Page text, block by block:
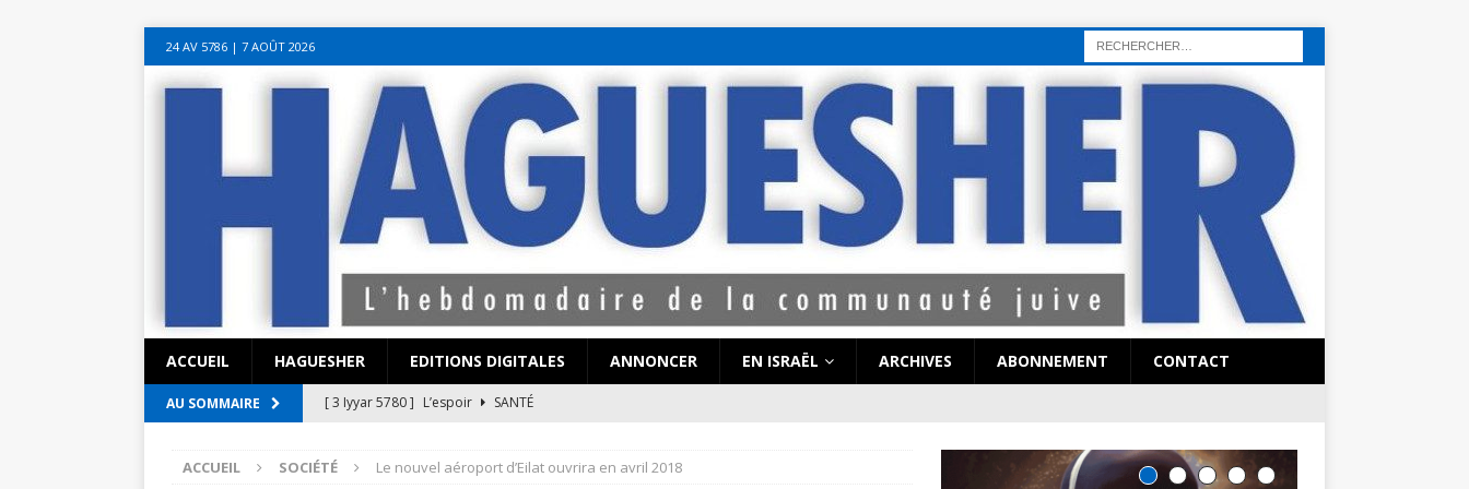
seks hattı numara istanbul escort bayanlar sex hattı telefonda seks numara
canlı sohbet hatları sohbet numaraları ucuz sex sohbet hattı numaraları
24 AV 5786‎ | 7 AOÛT 2026
ACCUEIL HAGUESHER EDITIONS DIGITALES ANNONCER EN ISRAËL ARCHIVES ABONNEMENT CONTACT
AU SOMMAIRE [ 3 Iyyar 5780 ] L’espoir
SANTÉ
?
EN ISRAËL
ACCUEIL SOCIÉTÉ Le nouvel aéroport d’Eilat ouvrira en avril 2018